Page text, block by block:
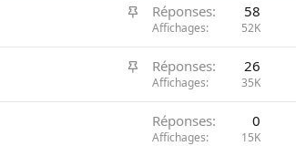
I
p
o
t
Réponses 58
Affichages 52K
I
p
Réponses 26
Affichages 35K
Réponses 0
Affichages 15K